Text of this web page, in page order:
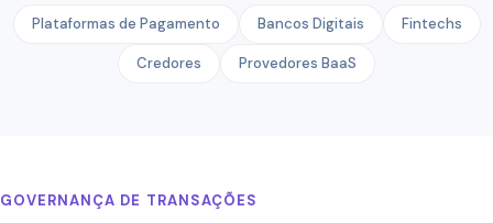
Plataformas de Pagamento Bancos Digitais Fintechs
Credores Provedores BaaS
GOVERNANÇA DE TRANSAÇÕES